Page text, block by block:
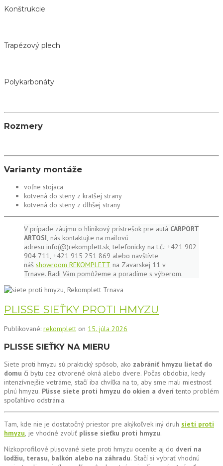
Konštrukcie
Trapézový plech
Polykarbonáty
Rozmery
Varianty montáže
voľne stojaca
kotvená do steny z kratšej strany
kotvená do steny z dlhšej strany
V prípade záujmu o hliníkový prístrešok pre autá CARPORT
ARTOSI, nás kontaktujte na mailovú
adresu info(@)rekomplett.sk, telefonicky na t.č.: +421 902
904 711, +421 915 251 869 alebo navštívte
náš showroom REKOMPLETT na Zavarskej 11 v
Trnave. Radi Vám pomôžeme a poradíme s výberom.
PLISSE SIEŤKY PROTI HMYZU
Publikované: rekomplett on 15. júla 2026
PLISSE SIEŤKY NA MIERU
Siete proti hmyzu sú praktický spôsob, ako zabrániť hmyzu lietať do
domu či bytu cez otvorené okná alebo dvere. Počas obdobia, kedy
intenzívnejšie vetráme, stačí iba chvíľka na to, aby sme mali miestnosť
plnú hmyzu. Plisse siete proti hmyzu do okien a dverítento problém
spoľahlivo odstránia.
Tam, kde nie je dostatočný priestor pre akýkoľvek iný druh sietí proti
hmyzu, je vhodné zvoliť plisse sieťku proti hmyzu.
Nízkoprofilové plisované siete proti hmyzu oceníte aj do dverí na
lodžiu, terasu, balkón alebo na záhradu. Stačí si vybrať vhodnú